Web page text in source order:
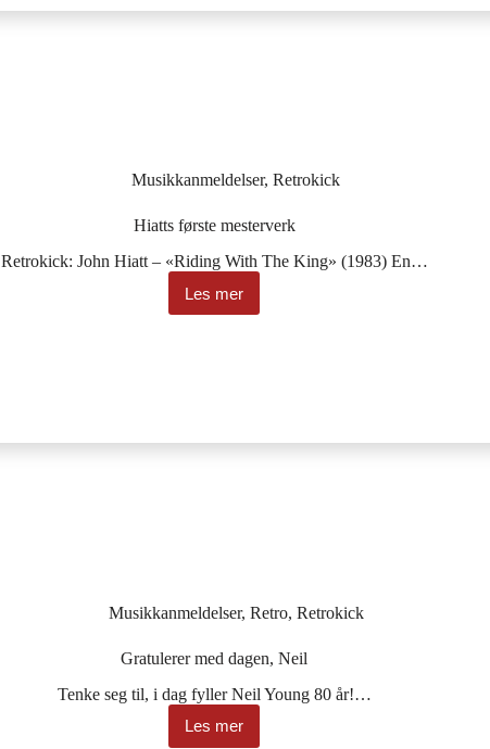
Musikkanmeldelser,Retrokick
Hiatts første mesterverk
Retrokick: John Hiatt – «Riding With The King» (1983) En…
Les mer
Hiatts
første
Musikkanmeldelser, Retro, Retrokick
Gratulerer med dagen, Neil
Tenke seg til, i dag fyller Neil Young 80 år!…
Les merGratulerer